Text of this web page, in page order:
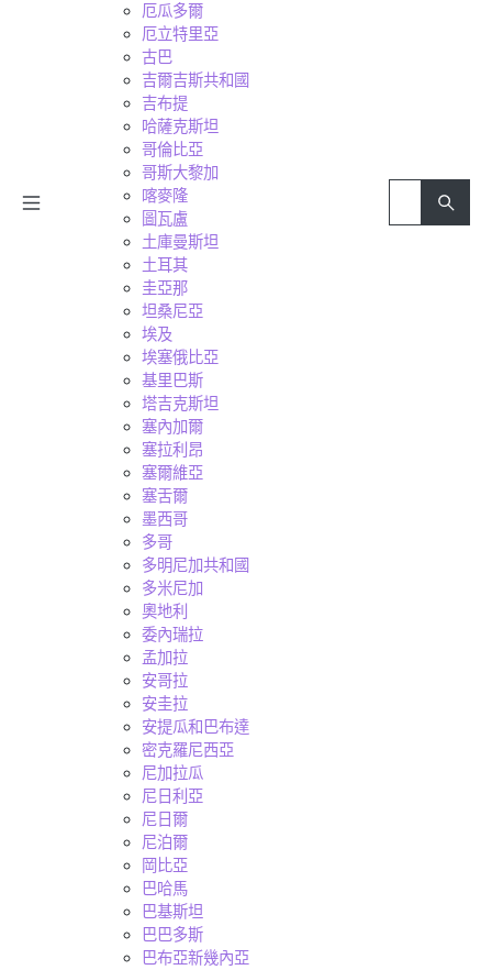
厄瓜多爾
厄立特里亞
古巴
吉爾吉斯共和國
吉布提
哈薩克斯坦
哥倫比亞
哥斯大黎加
喀麥隆
圖瓦盧
土庫曼斯坦
土耳其
圭亞那
坦桑尼亞
埃及
埃塞俄比亞
基里巴斯
塔吉克斯坦
塞內加爾
塞拉利昂
塞爾維亞
塞舌爾
墨西哥
多哥
多明尼加共和國
多米尼加
奧地利
委內瑞拉
孟加拉
安哥拉
安圭拉
安提瓜和巴布達
密克羅尼西亞
尼加拉瓜
尼日利亞
尼日爾
尼泊爾
岡比亞
巴哈馬
巴基斯坦
巴巴多斯
巴布亞新幾內亞